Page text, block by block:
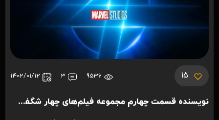
15
9536
3
1402/01/12
نویسنده قسمت چهارم مجموعه فیلم‌های چهار شگفت انگیز مشخص شد